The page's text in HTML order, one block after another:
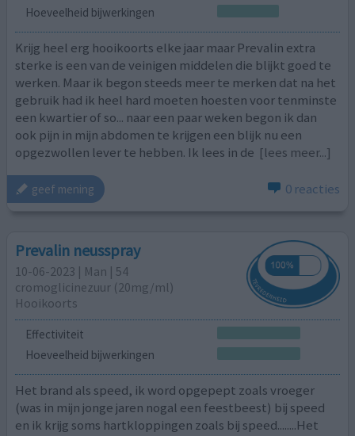
Hoeveelheid bijwerkingen
Krijg heel erg hooikoorts elke jaar maar Prevalin extra
sterke is een van de veinigen middelen die blijkt goed te
werken. Maar ik begon steeds meer te merken dat na het
gebruik had ik heel hard moeten hoesten voor tenminste
een kwartier of so... naar een paar weken begon ik dan
ook pijn in mijn abdomen te krijgen een blijk nu een
opgezwollen lever te hebben. Ik lees in de [lees meer...]
geef mening 0 reacties
Prevalin neusspray
10-06-2023 | Man | 54
cromoglicinezuur (20mg/ml)
Hooikoorts
Effectiviteit
Hoeveelheid bijwerkingen
Het brand als speed, ik word opgepept zoals vroeger
(was in mijn jonge jaren nogal een feestbeest) bij speed
en ik krijg soms hartkloppingen zoals bij speed........Het